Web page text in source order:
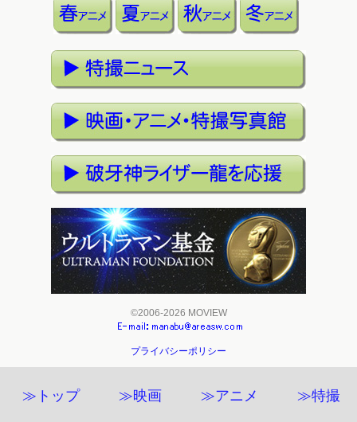
©2006-2026 MOVIEW
プライバシーポリシー
≫トップ ≫映画 ≫アニメ ≫特撮